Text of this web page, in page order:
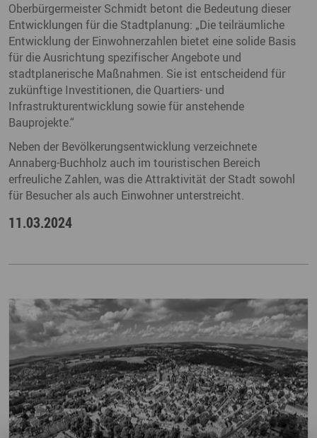
Oberbürgermeister Schmidt betont die Bedeutung dieser
Entwicklungen für die Stadtplanung: „Die teilräumliche
Entwicklung der Einwohnerzahlen bietet eine solide Basis
für die Ausrichtung spezifischer Angebote und
stadtplanerische Maßnahmen. Sie ist entscheidend für
zukünftige Investitionen, die Quartiers- und
Infrastrukturentwicklung sowie für anstehende
Bauprojekte.“
Neben der Bevölkerungsentwicklung verzeichnete
Annaberg-Buchholz auch im touristischen Bereich
erfreuliche Zahlen, was die Attraktivität der Stadt sowohl
für Besucher als auch Einwohner unterstreicht.
11.03.2024